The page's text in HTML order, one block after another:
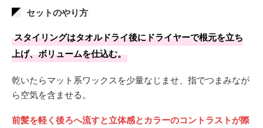
退色が進むと黄味が出やすいため、紫系カラーシャンプーを
併用すると淡い色味が約3週間キープしやすい。
セットのやり方
スタイリングはタオルドライ後にドライヤーで根元を立ち
上げ、ボリュームを仕込む。
乾いたらマット系ワックスを少量なじませ、指でつまみなが
ら空気を含ませる。
前髪を軽く後ろへ流すと立体感とカラーのコントラストが際